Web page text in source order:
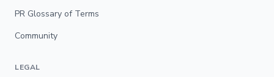
PR Glossary of Terms
Community
LEGAL